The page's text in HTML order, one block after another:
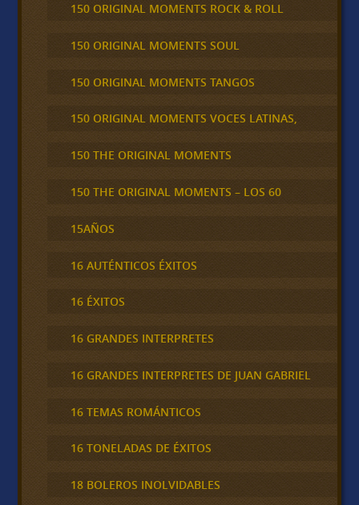
150 ORIGINAL MOMENTS ROCK & ROLL
150 ORIGINAL MOMENTS SOUL
150 ORIGINAL MOMENTS TANGOS
150 ORIGINAL MOMENTS VOCES LATINAS,
150 THE ORIGINAL MOMENTS
150 THE ORIGINAL MOMENTS – LOS 60
15AÑOS
16 AUTÉNTICOS ÉXITOS
16 ÉXITOS
16 GRANDES INTERPRETES
16 GRANDES INTERPRETES DE JUAN GABRIEL
16 TEMAS ROMÁNTICOS
16 TONELADAS DE ÉXITOS
18 BOLEROS INOLVIDABLES